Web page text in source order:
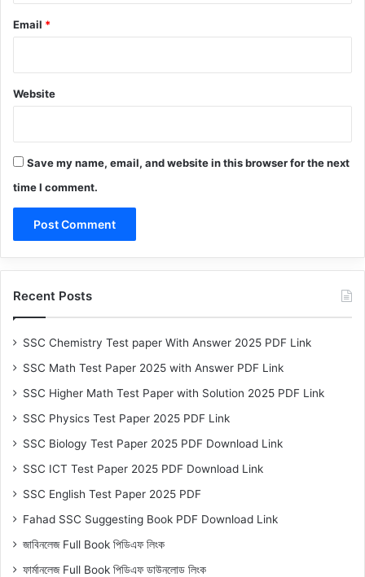
Email *
Website
Save my name, email, and website in this browser for the next
time I comment.
Recent Posts
SSC Chemistry Test paper With Answer 2025 PDF Link
SSC Math Test Paper 2025 with Answer PDF Link
SSC Higher Math Test Paper with Solution 2025 PDF Link
SSC Physics Test Paper 2025 PDF Link
SSC Biology Test Paper 2025 PDF Download Link
SSC ICT Test Paper 2025 PDF Download Link
SSC English Test Paper 2025 PDF
Fahad SSC Suggesting Book PDF Download Link
জাবিনলেজ Full Book পিডিএফ লিংক
ফার্মানলেজ Full Book পিডিএফ ডাউনলোড লিংক